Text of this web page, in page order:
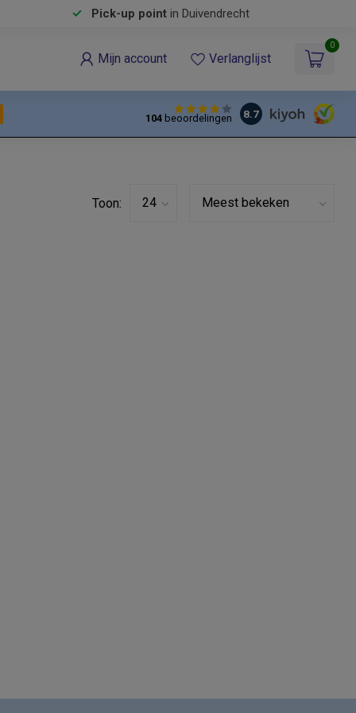
Pick-up pointin Duivendrecht
Mijn account Verlanglijst
0
104beoordelingen 8.7
Toon: